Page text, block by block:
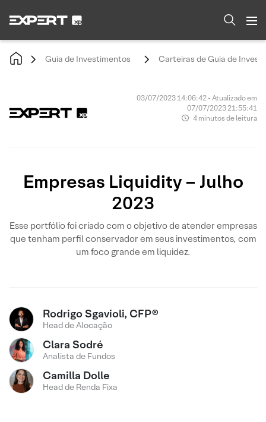
Guia de Investimentos Carteiras de Guia de
03/07/2023 14:06:42 • Atualizado em
07/07/2023 21:55:41
4 minutos de leitura
Empresas Liquidity – Julho
2023
Esse portfólio foi criado com o objetivo de atender empresas
que tenham perfil conservador em seus investimentos, com
um foco grande em liquidez.
Rodrigo Sgavioli, CFP®
Head de Alocação
Clara Sodré
Analista de Fundos
Camilla Dolle
Head de Renda Fixa